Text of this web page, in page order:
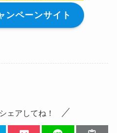
ンペーンサイト
ェアしてね！